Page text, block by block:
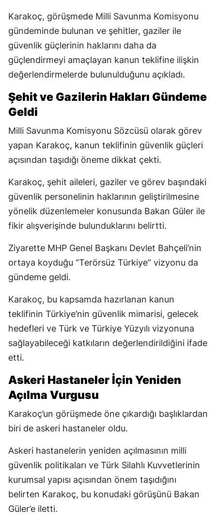
Karakoç, görüşmede Milli Savunma Komisyonu
gündeminde bulunan ve şehitler, gaziler ile
güvenlik güçlerinin haklarını daha da
güçlendirmeyi amaçlayan kanun teklifine ilişkin
değerlendirmelerde bulunulduğunu açıkladı.
Şehit ve Gazilerin Hakları Gündeme
Geldi
Milli Savunma Komisyonu Sözcüsü olarak görev
yapan Karakoç, kanun teklifinin güvenlik güçleri
açısından taşıdığı öneme dikkat çekti.
Karakoç, şehit aileleri, gaziler ve görev başındaki
güvenlik personelinin haklarının geliştirilmesine
yönelik düzenlemeler konusunda Bakan Güler ile
fikir alışverişinde bulunduklarını belirtti.
Ziyarette MHP Genel Başkanı Devlet Bahçeli’nin
ortaya koyduğu “Terörsüz Türkiye” vizyonu da
gündeme geldi.
Karakoç, bu kapsamda hazırlanan kanun
teklifinin Türkiye’nin güvenlik mimarisi, gelecek
hedefleri ve Türk ve Türkiye Yüzyılı vizyonuna
sağlayabileceği katkıların değerlendirildiğini ifade
etti.
Askeri Hastaneler İçin Yeniden
Açılma Vurgusu
Karakoç’un görüşmede öne çıkardığı başlıklardan
biri de askeri hastaneler oldu.
Askeri hastanelerin yeniden açılmasının milli
güvenlik politikaları ve Türk Silahlı Kuvvetlerinin
kurumsal yapısı açısından önem taşıdığını
belirten Karakoç, bu konudaki görüşünü Bakan
Güler’e iletti.